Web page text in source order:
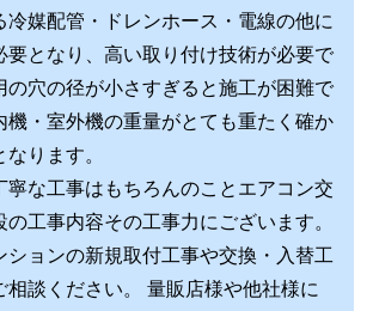
冷媒配管・ドレンホース・電線の他に
要となり、高い取り付け技術が必要で
の穴の径が小さすぎると施工が困難で
機・室外機の重量がとても重たく確か
ります。
寧な工事はもちろんのことエアコン交
工事内容その工事力にございます。
ションの新規取付工事や交換・入替工
相談ください。 量販店様や他社様に